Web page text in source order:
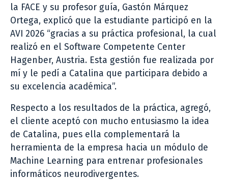
la FACE y su profesor guía, Gastón Márquez
Ortega, explicó que la estudiante participó en la
AVI 2026 “gracias a su práctica profesional, la cual
realizó en el Software Competente Center
Hagenber, Austria. Esta gestión fue realizada por
mí y le pedí a Catalina que participara debido a
su excelencia académica”.
Respecto a los resultados de la práctica, agregó,
el cliente aceptó con mucho entusiasmo la idea
de Catalina, pues ella complementará la
herramienta de la empresa hacia un módulo de
Machine Learning para entrenar profesionales
informáticos neurodivergentes.